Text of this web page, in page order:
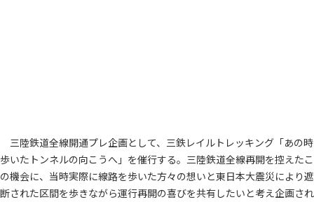
三陸鉄道全線開通プレ企画として、三鉄レイルトレッキング「あの時
歩いたトンネルの向こうへ」を催行する。三陸鉄道全線再開を控えたこ
の機会に、当時実際に線路を歩いた方々の想いと東日本大震災により遮
断された区間を歩きながら運行再開の喜びを共有したいと考え企画され